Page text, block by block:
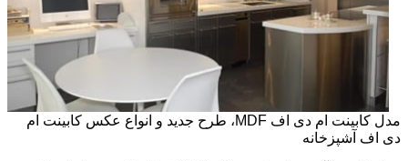
مدل کابینت ام دی اف MDF، طرح جدید و انواع عکس کابینت ام
دی اف آشپزخانه